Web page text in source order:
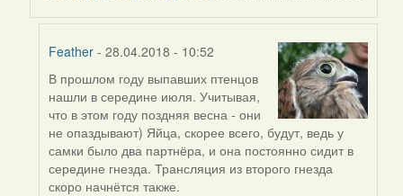
Feather
Feather- 28.04.2018 - 10:52
In
reply
to
by
Дарья
В прошлом году выпавших птенцов
нашли в середине июля. Учитывая,
что в этом году поздняя весна - они
не опаздывают) Яйца, скорее всего, будут, ведь у
самки было два партнёра, и она постоянно сидит в
середине гнезда. Трансляция из второго гнезда
скоро начнётся также.